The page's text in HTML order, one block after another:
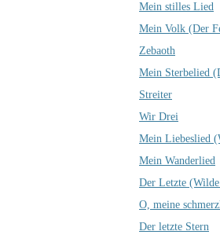
Mein stilles Lied
Mein Volk (Der
Zebaoth
Mein Sterbelied
Streiter
Wir Drei
Mein Liebeslied
Mein Wanderlied
Der Letzte
O, meine
Der letzte Stern